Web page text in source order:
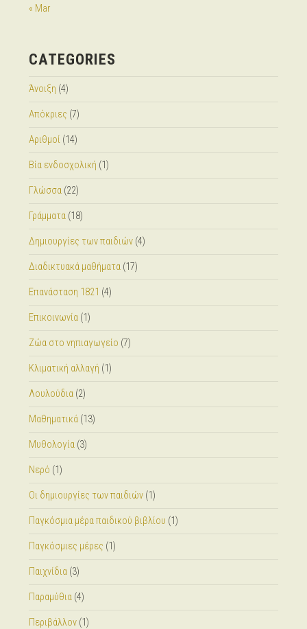
« Mar
CATEGORIES
Άνοιξη (4)
Απόκριες (7)
Αριθμοί(14)
Βία ενδοσχολική (1)
Γλώσσα(22)
Γράμματα(18)
Δημιουργίες των παιδιών(4)
Διαδικτυακά μαθήματα(17)
Επανάσταση 1821 (4)
Επικοινωνία(1)
Ζώα στο νηπιαγωγείο (7)
Κλιματική αλλαγή (1)
Λουλούδια(2)
Μαθηματικά(13)
Μυθολογία(3)
Νερό (1)
Οι δημιουργίες των παιδιών(1)
Παγκόσμια μέρα παιδικού βιβλίου (1)
Παγκόσμιες μέρες (1)
Παιχνίδια(3)
Παραμύθια(4)
Περιβάλλον(1)